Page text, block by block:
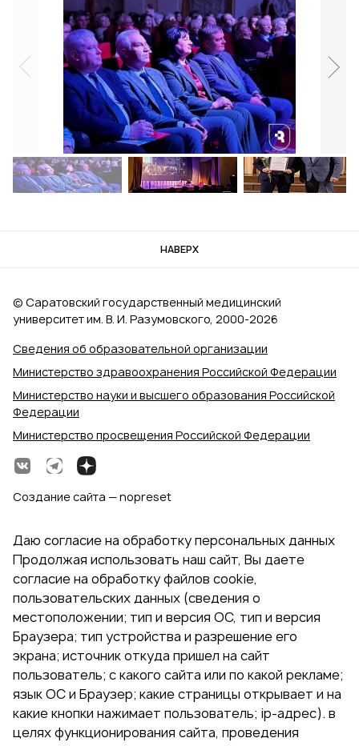
НАВЕРХ
Сведения об образовательной организации
Министерство здравоохранения Российской Федерации
Министерство науки и высшего образования Российской
Федерации
Министерство просвещения Российской Федерации
© Саратовский государственный медицинский
университет им. В. И. Разумовского, 2000‑2026
Создание сайта — nopreset
Даю согласие на обработку персональных данных
Продолжая использовать наш сайт, Вы даете
согласие на обработку файлов cookie,
пользовательских данных (сведения о
местоположении; тип и версия ОС, тип и версия
Браузера; тип устройства и разрешение его
экрана; источник откуда пришел на сайт
пользователь; с какого сайта или по какой рекламе;
язык ОС и Браузер; какие страницы открывает и на
какие кнопки нажимает пользователь; ip-адрес). в
целях функционирования сайта, проведения